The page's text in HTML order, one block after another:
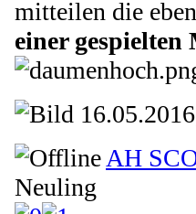
mitteilen die
einer gespielten
AH
Neuling